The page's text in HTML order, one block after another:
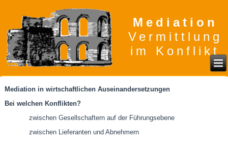
Mediation
Vermittlung
im Konflikt
Mediation in wirtschaftlichen Auseinandersetzungen
Bei welchen Konflikten?
zwischen Gesellschaftern auf der Führungsebene
zwischen Lieferanten und Abnehmern